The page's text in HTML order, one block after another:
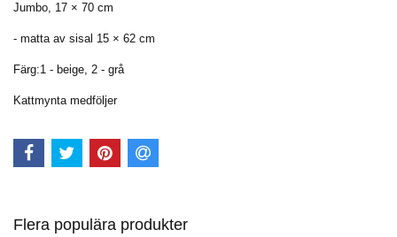
Jumbo, 17 × 70 cm
- matta av sisal 15 × 62 cm
Färg:1 - beige, 2 - grå
Kattmynta medföljer
Flera populära produkter